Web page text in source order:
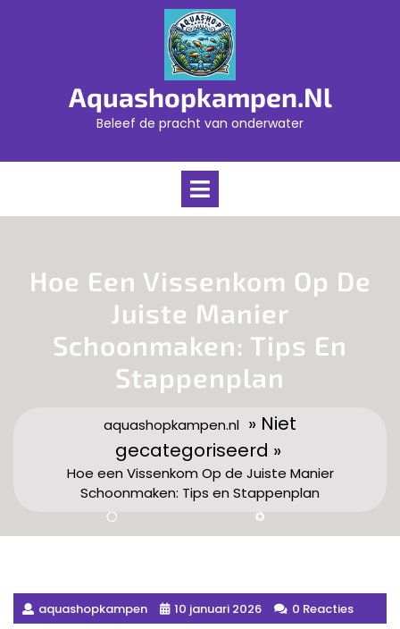
Aquashopkampen.nl
Beleef de pracht van onderwater
Open
Hoe Een Vissenkom Op De
Juiste Manier
Schoonmaken: Tips En
Stappenplan
aquashopkampen.nl » Niet
gecategoriseerd »
Hoe een Vissenkom Op de Juiste Manier
Schoonmaken: Tips en Stappenplan
aquashopkampen 10 januari 2026 0 Reacties